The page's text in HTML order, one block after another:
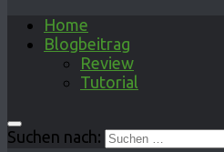
Home
Blogbeitrag
Review
Tutorial
Suchen nach: